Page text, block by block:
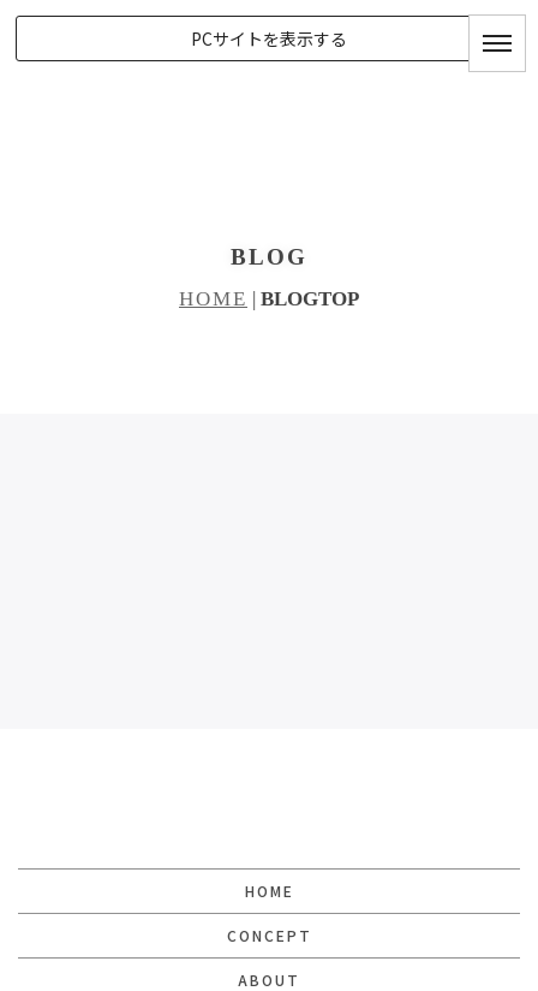
PCサイトを表示する
BLOG
HOME | BLOGTOP
HOME
CONCEPT
ABOUT